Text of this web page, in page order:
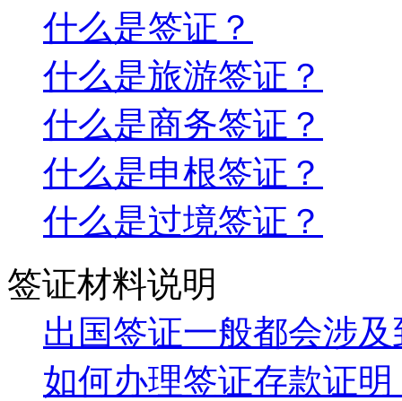
什么是签证？
什么是旅游签证？
什么是商务签证？
什么是申根签证？
什么是过境签证？
签证材料说明
出国签证一般都会涉
如何办理签证存款证明